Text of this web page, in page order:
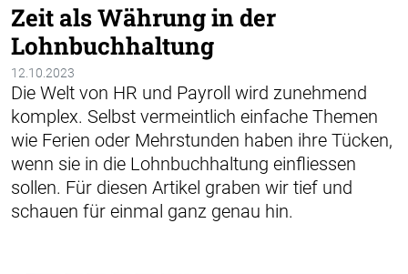
Zeit als Währung in der
Lohnbuchhaltung
12.10.2023
Die Welt von HR und Payroll wird zunehmend
komplex. Selbst ­vermeintlich einfache Themen
wie Ferien oder Mehrstunden haben ihre Tücken,
wenn sie in die Lohnbuchhaltung einfliessen
sollen. Für diesen Artikel ­graben wir tief und
schauen für einmal ganz genau hin.